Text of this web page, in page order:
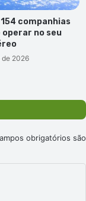
companhias
operar no seu
de 2026
obrigatórios são